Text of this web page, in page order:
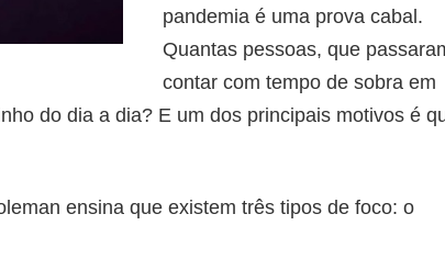
pandemia é uma prova cabal.
Quantas pessoas, que
contar com tempo de sobra em
do dia a dia? E um dos principais motivos é
ensina que existem três tipos de foco: o